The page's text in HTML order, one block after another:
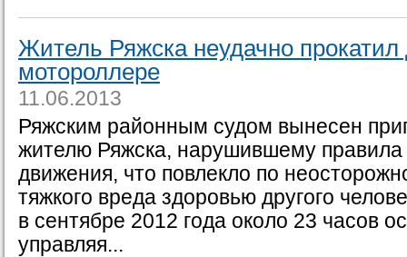
Житель Ряжска неудачно прокатил
мотороллере
11.06.2013
Ряжским районным судом вынесен
жителю Ряжска, нарушившему правила
движения, что повлекло по
тяжкого вреда здоровью другого
в сентябре 2012 года около 23 часов
управляя...